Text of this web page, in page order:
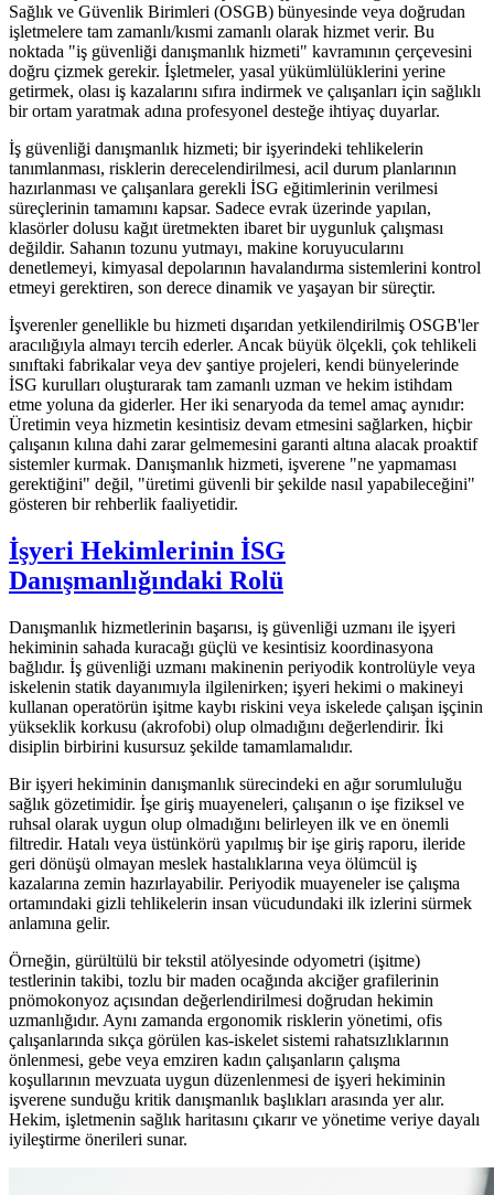
Sağlık ve Güvenlik Birimleri (OSGB) bünyesinde veya doğrudan
işletmelere tam zamanlı/kısmi zamanlı olarak hizmet verir. Bu
noktada "iş güvenliği danışmanlık hizmeti" kavramının çerçevesini
doğru çizmek gerekir. İşletmeler, yasal yükümlülüklerini yerine
getirmek, olası iş kazalarını sıfıra indirmek ve çalışanları için sağlıklı
bir ortam yaratmak adına profesyonel desteğe ihtiyaç duyarlar.
İş güvenliği danışmanlık hizmeti; bir işyerindeki tehlikelerin
tanımlanması, risklerin derecelendirilmesi, acil durum planlarının
hazırlanması ve çalışanlara gerekli İSG eğitimlerinin verilmesi
süreçlerinin tamamını kapsar. Sadece evrak üzerinde yapılan,
klasörler dolusu kağıt üretmekten ibaret bir uygunluk çalışması
değildir. Sahanın tozunu yutmayı, makine koruyucularını
denetlemeyi, kimyasal depolarının havalandırma sistemlerini kontrol
etmeyi gerektiren, son derece dinamik ve yaşayan bir süreçtir.
İşverenler genellikle bu hizmeti dışarıdan yetkilendirilmiş OSGB'ler
aracılığıyla almayı tercih ederler. Ancak büyük ölçekli, çok tehlikeli
sınıftaki fabrikalar veya dev şantiye projeleri, kendi bünyelerinde
İSG kurulları oluşturarak tam zamanlı uzman ve hekim istihdam
etme yoluna da giderler. Her iki senaryoda da temel amaç aynıdır:
Üretimin veya hizmetin kesintisiz devam etmesini sağlarken, hiçbir
çalışanın kılına dahi zarar gelmemesini garanti altına alacak proaktif
sistemler kurmak. Danışmanlık hizmeti, işverene "ne yapmaması
gerektiğini" değil, "üretimi güvenli bir şekilde nasıl yapabileceğini"
gösteren bir rehberlik faaliyetidir.
İşyeri Hekimlerinin İSG
Danışmanlığındaki Rolü
Danışmanlık hizmetlerinin başarısı, iş güvenliği uzmanı ile işyeri
hekiminin sahada kuracağı güçlü ve kesintisiz koordinasyona
bağlıdır. İş güvenliği uzmanı makinenin periyodik kontrolüyle veya
iskelenin statik dayanımıyla ilgilenirken; işyeri hekimi o makineyi
kullanan operatörün işitme kaybı riskini veya iskelede çalışan işçinin
yükseklik korkusu (akrofobi) olup olmadığını değerlendirir. İki
disiplin birbirini kusursuz şekilde tamamlamalıdır.
Bir işyeri hekiminin danışmanlık sürecindeki en ağır sorumluluğu
sağlık gözetimidir. İşe giriş muayeneleri, çalışanın o işe fiziksel ve
ruhsal olarak uygun olup olmadığını belirleyen ilk ve en önemli
filtredir. Hatalı veya üstünkörü yapılmış bir işe giriş raporu, ileride
geri dönüşü olmayan meslek hastalıklarına veya ölümcül iş
kazalarına zemin hazırlayabilir. Periyodik muayeneler ise çalışma
ortamındaki gizli tehlikelerin insan vücudundaki ilk izlerini sürmek
anlamına gelir.
Örneğin, gürültülü bir tekstil atölyesinde odyometri (işitme)
testlerinin takibi, tozlu bir maden ocağında akciğer grafilerinin
pnömokonyoz açısından değerlendirilmesi doğrudan hekimin
uzmanlığıdır. Aynı zamanda ergonomik risklerin yönetimi, ofis
çalışanlarında sıkça görülen kas-iskelet sistemi rahatsızlıklarının
önlenmesi, gebe veya emziren kadın çalışanların çalışma
koşullarının mevzuata uygun düzenlenmesi de işyeri hekiminin
işverene sunduğu kritik danışmanlık başlıkları arasında yer alır.
Hekim, işletmenin sağlık haritasını çıkarır ve yönetime veriye dayalı
iyileştirme önerileri sunar.